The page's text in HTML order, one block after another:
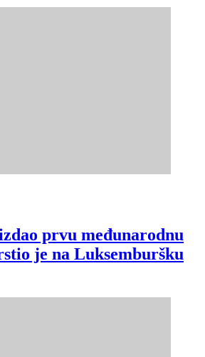
prvu međunarodnu
je na Luksemburšku